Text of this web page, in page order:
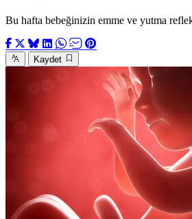
Bu hafta bebeğinizin emme ve yutma
Kaydet